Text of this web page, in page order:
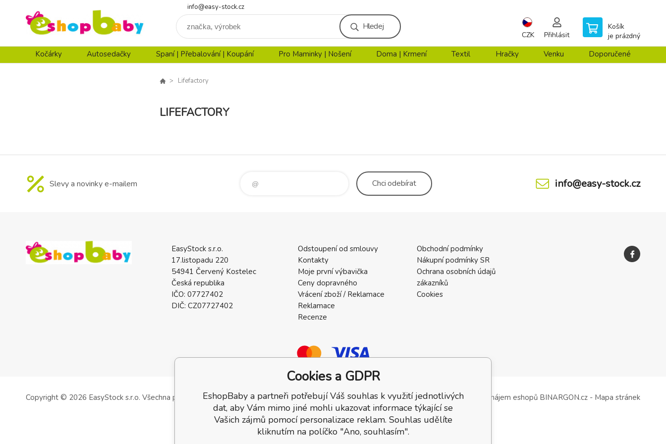
info@easy-stock.cz
Hledej
CZK Přihlásit
Košík
je prázdný
Kočárky Autosedačky Spaní | Přebalování | Koupání Pro Maminky | Nošení Doma | Krmení Textil Hračky Venku Doporučené
Lifefactory
LIFEFACTORY
Slevy a novinky e-mailem Chciodebírat info@easy-stock.cz
EasyStock s.r.o.
17.listopadu 220
54941 Červený Kostelec
Česká republika
IČO: 07727402
DIČ: CZ07727402
Odstoupení od smlouvy
Kontakty
Moje první výbavička
Ceny dopravného
Vrácení zboží / Reklamace
Reklamace
Recenze
Obchodní podmínky
Nákupní podmínky SR
Ochrana osobních údajů
zákazníků
Cookies
Copyright © 2026 EasyStock s.r.o. Všechna práva vyhrazena. Tvorba a pronájem eshopů BINARGON.cz - Mapa stránek
Cookies a GDPR
EshopBaby a partneři potřebují Váš souhlas k využití jednotlivých
dat, aby Vám mimo jiné mohli ukazovat informace týkající se
Vašich zájmů pomocí personalizace reklam. Souhlas udělíte
kliknutím na políčko "Ano, souhlasím".